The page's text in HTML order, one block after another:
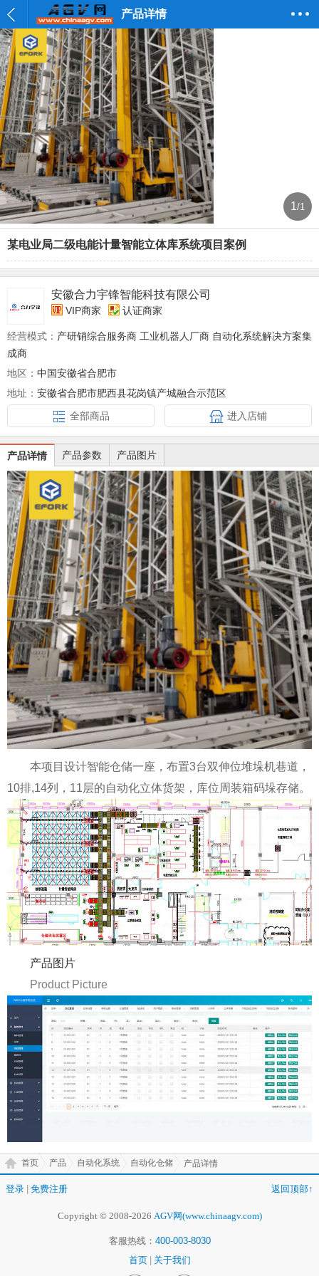
产品详情
1/1
某电业局二级电能计量智能立体库系统项目案例
安徽合力宇锋智能科技有限公司
VIP商家 认证商家
经营模式： 产研销综合服务商 工业机器人厂商 自动化系统解决方案集
成商
地区： 中国安徽省合肥市
地址： 安徽省合肥市肥西县花岗镇产城融合示范区
全部商品
进入店铺
产品详情 产品参数 产品图片
本项目设计智能仓储一座，布置3台双伸位堆垛机巷道，
10排,14列，11层的自动化立体货架，库位周装箱码垛存储。
产品图片
Product Picture
首页 产品 自动化系统 自动化仓储 产品详情
登录 免费注册 返回顶部↑
Copyright © 2008-2026 AGV网(www.chinaagv.com)
客服热线： 400-003-8030
首页
关于我们